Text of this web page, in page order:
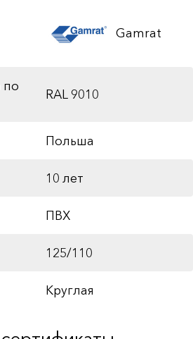
Gamrat
по
RAL 9010
Польша
10 лет
ПВХ
125/110
Круглая